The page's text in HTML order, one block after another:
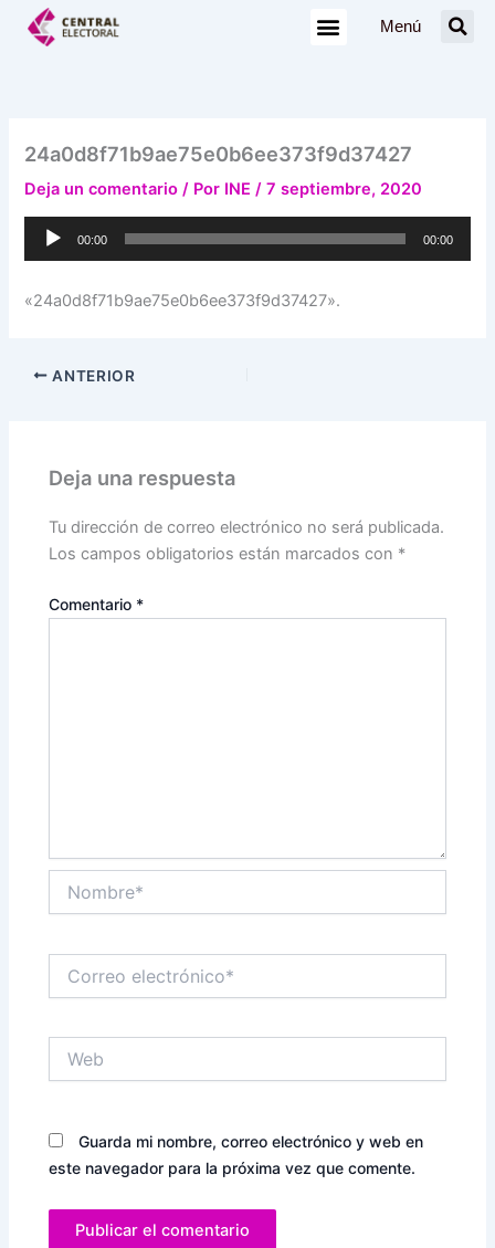
Menú
24a0d8f71b9ae75e0b6ee373f9d37427
Deja un comentario / Por INE/7 septiembre, 2020
Reproductor
00:00 00:00
«24a0d8f71b9ae75e0b6ee373f9d37427».
ANTERIOR
Deja una respuesta
Tu dirección de correo electrónico no será publicada.
Los campos obligatorios están marcados con *
Comentario *
electrónico*
Guarda mi nombre, correo electrónico y web en
este navegador para la próxima vez que comente.